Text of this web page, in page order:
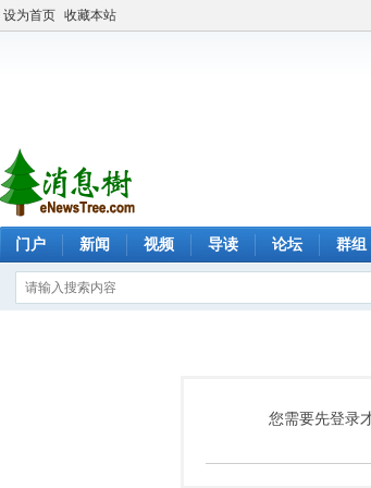
设为首页 收藏本站
门户 新闻 视频 导读 论坛 群组
您需要先登录